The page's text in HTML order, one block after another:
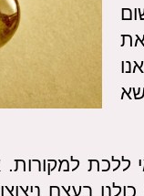
למקורות.
בעצם